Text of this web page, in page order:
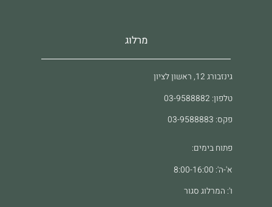
מרלוג
גינזבורג 12, ראשון לציון
טלפון: 03-9588882
פקס: 03-9588883
פתוח בימים:
א'-ה': 8:00-16:00
ו': המרלוג סגור